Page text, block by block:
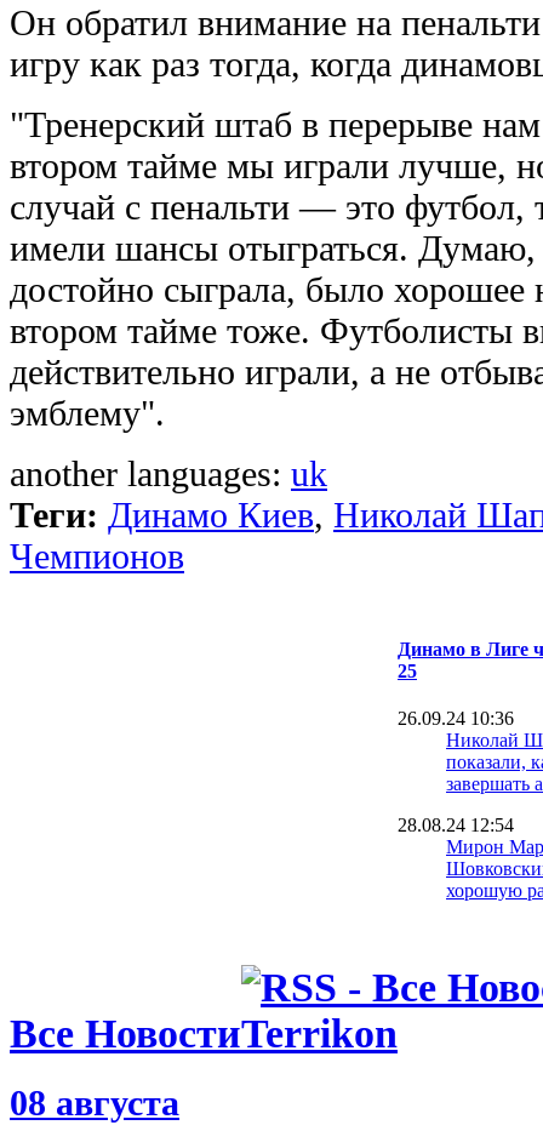
Он обратил внимание на
игру как раз тогда, когда
"Тренерский штаб в перерыве
втором тайме мы играли лучше,
случай с пенальти — это футбол,
имели шансы отыграться. Думаю,
достойно сыграла, было хорошее
втором тайме тоже. Футболисты
действительно играли, а не
эмблему".
another languages: uk
Теги: Динамо Киев, Николай
Чемпионов
Динамо в Лиге
25
26.09.24 10:36
Николай
показали,
завершать
28.08.24 12:54
Мирон
хорошую
28.08.24 11:09
Все Новости
08 августа